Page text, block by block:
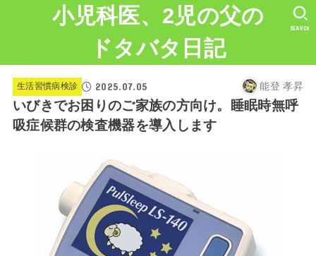
小児科医、2児の父の
ドタバタ日記
SEARCH
生活習慣病検診 2025.07.05 能登 孝昇
いびきでお困りのご家族の方向け。睡眠時無呼
吸症候群の検査機器を導入します